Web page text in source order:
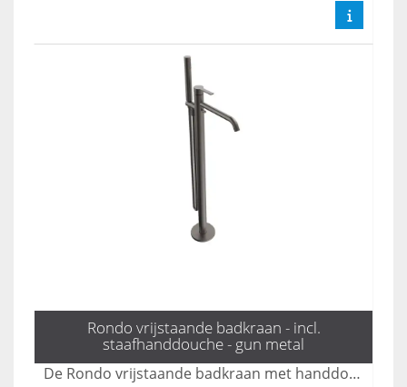
Rondo vrijstaande badkraan - incl.
staafhanddouche - gun metal
De Rondo vrijstaande badkraan met handdouche in gun metal combineert elegant design met functionaliteit, perfect voor een moderne badkamer. Met zijn strakke lijnen en luxe afwerking voegt deze kraan een vleugje stijl toe, terwijl de handdouche zorgt voor extra gebruiksgemak. Ideaal voor wie op zoek is naar een krachtige en esthetische oplossing voor hun badkamer.